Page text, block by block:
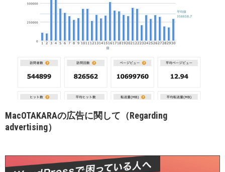
MacOTAKARAの広告に関して（Regarding
advertising）